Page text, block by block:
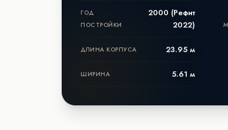
ГОД
ПОСТРОЙКИ
2000 (Рефит
2022)
ДЛИНА КОРПУСА 23.95 м
ШИРИНА 5.61 м